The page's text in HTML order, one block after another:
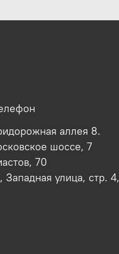
аллея 8.
шоссе, 7
70
улица, стр. 4,